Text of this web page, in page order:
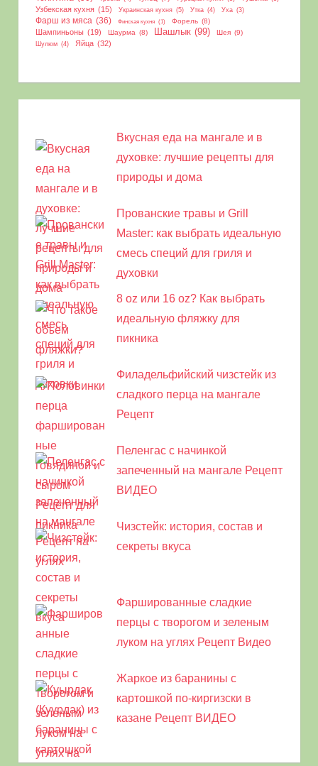
Узбекская кухня (15) Украинская кухня (5) Утка (4) Уха (3)
Фарш из мяса (36) Финская кухня (1) Форель (8)
Шампиньоны (19) Шаурма (8) Шашлык (99) Шея (9)
Шулюм (4) Яйца (32)
Вкусная еда на мангале и в
духовке: лучшие рецепты для
природы и дома
Прованские травы и Grill
Master: как выбрать идеальную
смесь специй для гриля и
духовки
8 oz или 16 oz? Как выбрать
идеальную фляжку для
пикника
Филадельфийский чизстейк из
сладкого перца на мангале
Рецепт
Пеленгас с начинкой
запеченный на мангале Рецепт
ВИДЕО
Чизстейк: история, состав и
секреты вкуса
Фаршированные сладкие
перцы с творогом и зеленым
луком на углях Рецепт Видео
Жаркое из баранины с
картошкой по-киргизски в
казане Рецепт ВИДЕО